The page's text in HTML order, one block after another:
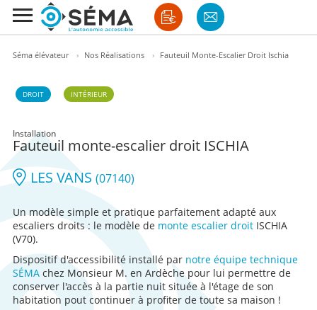
Séma élévateur › Nos Réalisations › Fauteuil Monte-Escalier Droit Ischia
DROIT INTÉRIEUR
Installation
Fauteuil monte-escalier droit ISCHIA
LES VANS (07140)
Un modèle simple et pratique parfaitement adapté aux
escaliers droits : le modèle de monte escalier droitISCHIA
(V70).
Dispositif d'accessibilité installé par notre équipe technique
SÉMAchez Monsieur M. en Ardèche pour lui permettre de
conserver l'accès à la partie nuit située à l'étage de son
habitation pout continuer à profiter de toute sa maison !